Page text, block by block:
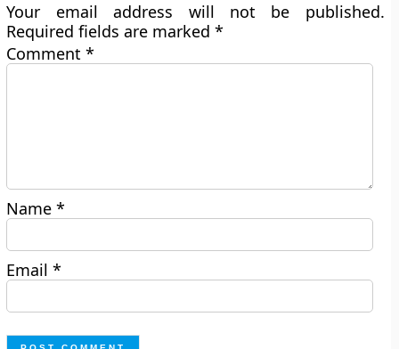
Your email address will not be published.
Required fields are marked*
Comment*
Name*
Email*